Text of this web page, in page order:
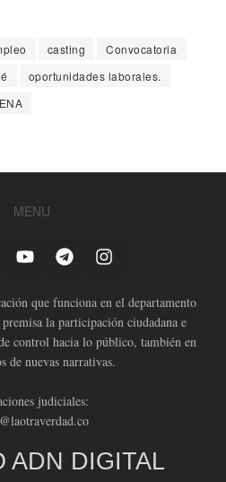
casting
Convocatoria
oportunidades laborales.
que funciona en el departamento
la participación ciudadana e
control hacia lo público, también en
de nuevas narrativas.
judiciales:
ADN DIGITAL